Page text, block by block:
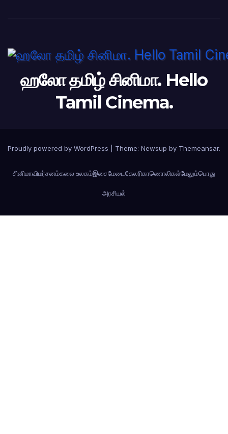
ஹலோ தமிழ் சினிமா. Hello
Tamil Cinema.
Proudly powered by WordPress Theme: Newsup by Themeansar.
சினிமாவிமர்சனம்கலை உலகம்இசைமேடை கேலரிகாணொலிகள்மேலும்பொது
அரசியல்